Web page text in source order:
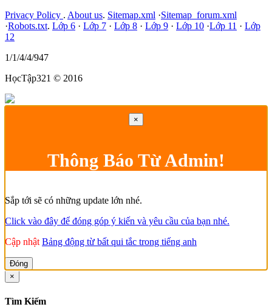
Privacy Policy . About us. Sitemap.xml ·Sitemap_forum.xml
·Robots.txt. Lớp 6 · Lớp 7 · Lớp 8 · Lớp 9 · Lớp 10 ·Lớp 11 · Lớp
12
1/1/4/4/947
HọcTập321 © 2016
×
Thông Báo Từ Admin!
Sắp tới sẽ có những update lớn nhé.
Click vào đây để đóng góp ý kiến và yêu cầu của bạn nhé.
Cập nhật Bảng động từ bất qui tắc trong tiếng anh
Đóng
×
Tìm Kiếm